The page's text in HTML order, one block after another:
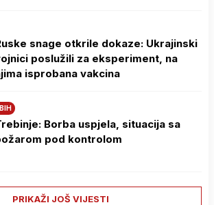
snage otkrile dokaze: Ukrajinski
poslužili za eksperiment, na
isprobana vakcina
Borba uspjela, situacija sa
pod kontrolom
PRIKAŽI JOŠ VIJESTI